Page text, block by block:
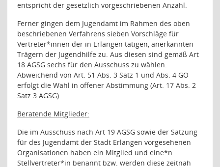
entspricht der gesetzlich vorgeschriebenen Anzahl.
Ferner gingen dem Jugendamt im Rahmen des oben
beschriebenen Verfahrens sieben Vorschläge für
Vertreter*innen der in Erlangen tätigen, anerkannten
Trägern der Jugendhilfe zu. Aus diesen sind gemäß Art
18 AGSG sechs für den Ausschuss zu wählen.
Abweichend von Art. 51 Abs. 3 Satz 1 und Abs. 4 GO
erfolgt die Wahl in offener Abstimmung (Art. 17 Abs. 2
Satz 3 AGSG).
Beratende Mitglieder:
Die im Ausschuss nach Art 19 AGSG sowie der Satzung
für des Jugendamt der Stadt Erlangen vorgesehenen
Organisationen haben ein Mitglied und eine*n
Stellvertreter*in benannt bzw. werden diese zeitnah